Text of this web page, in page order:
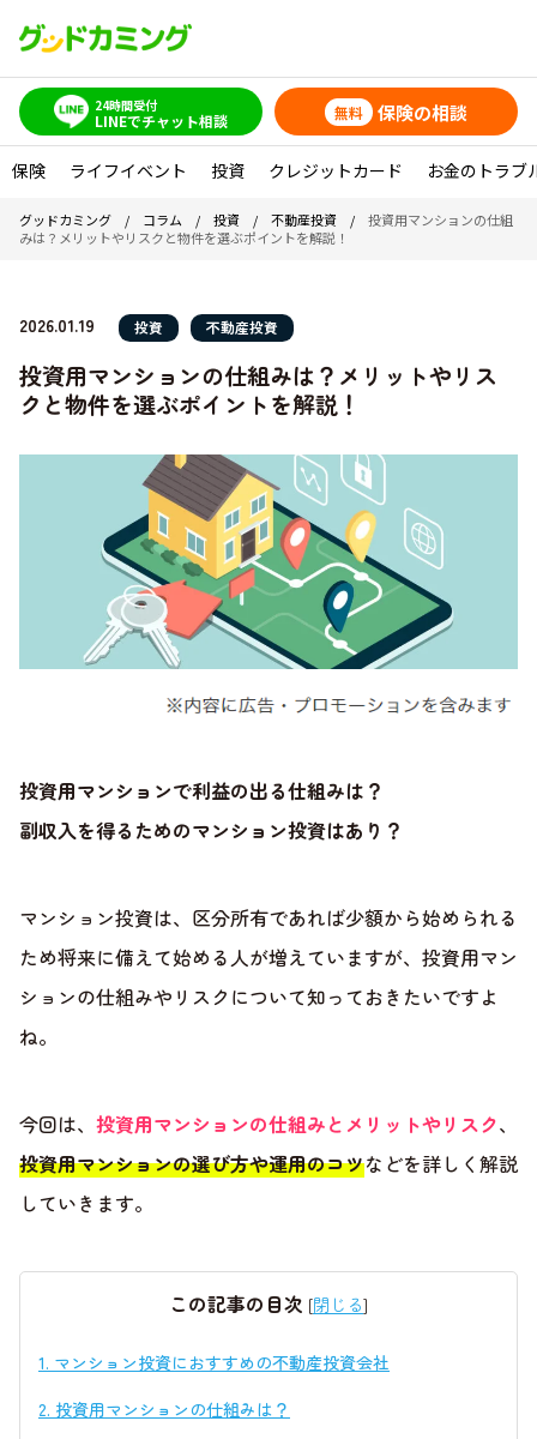
24時間受付
LINEでチャット相談 無料 保険の相談
保険 ライフイベント 投資 クレジットカード お金のトラブ
グッドカミング / コラム / 投資 / 不動産投資 / 投資用マンションの仕組
みは？メリットやリスクと物件を選ぶポイントを解説！
2026.01.19 投資 不動産投資
投資用マンションの仕組みは？メリットやリス
クと物件を選ぶポイントを解説！
投資用マンションで利益の出る仕組みは？
副収入を得るためのマンション投資はあり？
マンション投資は、区分所有であれば少額から始められる
ため将来に備えて始める人が増えていますが、投資用マン
ションの仕組みやリスクについて知っておきたいですよ
ね。
今回は、 投資用マンションの仕組みとメリットやリスク、
投資用マンションの選び方や運用のコツなどを詳しく解説
していきます。
この記事の目次 [閉じる]
1. マンション投資におすすめの不動産投資会社
2. 投資用マンションの仕組みは？